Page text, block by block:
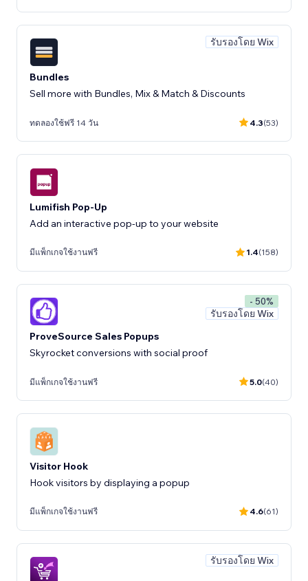
รับรองโดย Wix
Bundles
Sell more with Bundles, Mix & Match & Discounts
ทดลองใช้ฟรี 14 วัน 4.3(53)
Lumifish Pop-Up
Add an interactive pop-up to your website
มีแพ็กเกจใช้งานฟรี 1.4(158)
- 50%
รับรองโดย Wix
ProveSource Sales Popups
Skyrocket conversions with social proof
มีแพ็กเกจใช้งานฟรี 5.0(40)
Visitor Hook
Hook visitors by displaying a popup
มีแพ็กเกจใช้งานฟรี 4.6(61)
รับรองโดย Wix